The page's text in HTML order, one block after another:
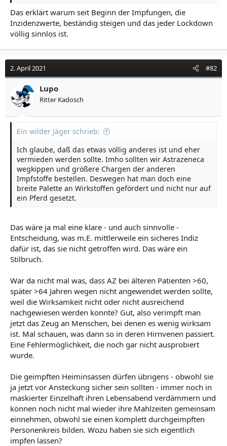
PCR-Test habe dann jedoch eine "enorm hohe Viruslast"
ergeben. Wiegand erklärte, dass "das Virus uns
austrickst", und zitierte im Video den Ärztlichen Direktor
"Das Virus hat offenbar eine neue Strategie und
umschifft alle Abwehrmaßnahmen, die wir bisher
hatten."
Zum Vergrößern anklicken....
wurde ein Mann positiv auf SARS-CoV-2 getestet,
worden war. Der Ärztliche Direktor des
Krankenhauses erklärte, dass das Virus "offenbar
alle Abwehrmaßnahmen umschifft".
de.rt.com
Das erklärt warum seit Beginn der Impfungen, die
Inzidenzwerte, beständig steigen und das jeder Lockdown
völlig sinnlos ist.
2. April 2021 #82
Lupo
Ritter Kadosch
Ein wilder Jäger schrieb:
Ich glaube, daß das etwas völlig anderes ist und eher
vermieden werden sollte. Imho sollten wir Astrazeneca
wegkippen und größere Chargen der anderen
Impfstoffe bestellen. Deswegen hat man doch eine
breite Palette an Wirkstoffen gefördert und nicht nur auf
ein Pferd gesetzt.
Das wäre ja mal eine klare - und auch sinnvolle -
Entscheidung, was m.E. mittlerweile ein sicheres Indiz
dafür ist, das sie nicht getroffen wird. Das wäre ein
Stilbruch.
War da nicht mal was, dass AZ bei älteren Patienten >60,
später >64 Jahren wegen nicht angewendet werden sollte,
weil die Wirksamkeit nicht oder nicht ausreichend
nachgewiesen werden konnte? Gut, also verimpft man
jetzt das Zeug an Menschen, bei denen es wenig wirksam
ist. Mal schauen, was dann so in deren Hirnvenen passiert.
Eine Fehlermöglichkeit, die noch gar nicht ausprobiert
wurde.
Die geimpften Heiminsassen dürfen übrigens - obwohl sie
ja jetzt vor Ansteckung sicher sein sollten - immer noch in
maskierter Einzelhaft ihren Lebensabend verdämmern und
können noch nicht mal wieder ihre Mahlzeiten gemeinsam
einnehmen, obwohl sie einen komplett durchgeimpften
Personenkreis bilden. Wozu haben sie sich eigentlich
impfen lassen?